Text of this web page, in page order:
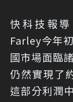
快科技報
Farley今年
國市場面臨
仍然實現了
這部分利潤